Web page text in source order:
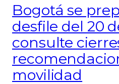
Bogotá se
desfile del 20
consulte
movilidad